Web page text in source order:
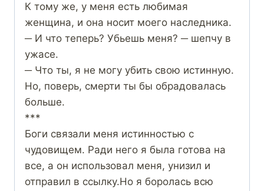
К тому же, у меня есть любимая
женщина, и она носит моего наследника.
─ И что теперь? Убьешь меня? ─ шепчу в
ужасе.
─ Что ты, я не могу убить свою истинную.
Но, поверь, смерти ты бы обрадовалась
больше.
***
Боги связали меня истинностью с
чудовищем. Ради него я была готова на
все, а он использовал меня, унизил и
отправил в ссылку.Но я боролась всю